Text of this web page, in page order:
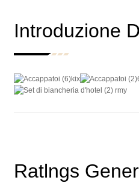
Introduzione
Ratlngs